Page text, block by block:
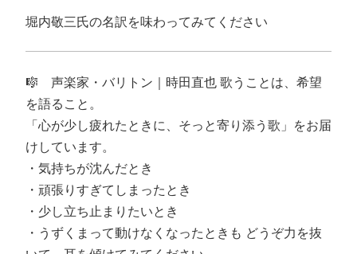
堀内敬三氏の名訳を味わってみてください
🎼 声楽家・バリトン｜時田直也 歌うことは、希望
を語ること。
「心が少し疲れたときに、そっと寄り添う歌」をお届
けしています。
・気持ちが沈んだとき
・頑張りすぎてしまったとき
・少し立ち止まりたいとき
・うずくまって動けなくなったときも どうぞ力を抜